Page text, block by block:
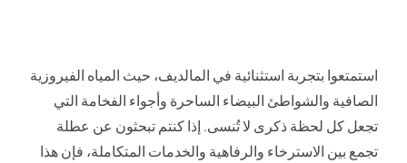
استمتعوا بتجربة استثنائية في المالديف، حيث المياه الفيروزية
الصافية والشواطئ البيضاء الساحرة وأجواء الفخامة التي
تجعل كل لحظة ذكرى لا تُنسى. إذا كنتم تبحثون عن عطلة
تجمع بين الاسترخاء والرفاهية والخدمات المتكاملة، فإن هذا